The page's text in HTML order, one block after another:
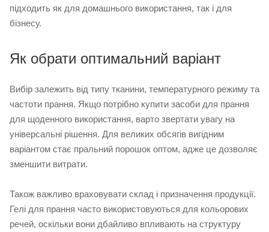
підходить як для домашнього використання, так і для
бізнесу.
Як обрати оптимальний варіант
Вибір залежить від типу тканини, температурного режиму та
частоти прання. Якщо потрібно купити засоби для прання
для щоденного використання, варто звертати увагу на
універсальні рішення. Для великих обсягів вигідним
варіантом стає пральний порошок оптом, адже це дозволяє
зменшити витрати.
Також важливо враховувати склад і призначення продукції.
Гелі для прання часто використовуються для кольорових
речей, оскільки вони дбайливо впливають на структуру